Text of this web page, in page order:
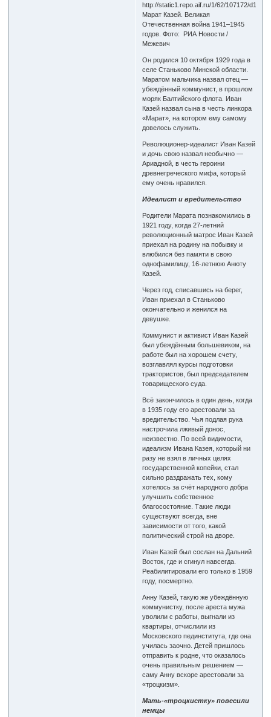
Марат Казей. Великая
Отечественная война 1941–1945
годов. Фото: РИА Новости /
Межевич
Он родился 10 октября 1929 года в
селе Станьково Минской области.
Маратом мальчика назвал отец —
убеждённый коммунист, в прошлом
моряк Балтийского флота. Иван
Казей назвал сына в честь линкора
«Марат», на котором ему самому
довелось служить.
Революционер-идеалист Иван Казей
и дочь свою назвал необычно —
Ариадной, в честь героини
древнегреческого мифа, который
ему очень нравился.
Идеалист и вредительство
Родители Марата познакомились в
1921 году, когда 27-летний
революционный матрос Иван Казей
приехал на родину на побывку и
влюбился без памяти в свою
однофамилицу, 16-летнюю Анюту
Казей.
Через год, списавшись на берег,
Иван приехал в Станьково
окончательно и женился на
девушке.
Коммунист и активист Иван Казей
был убеждённым большевиком, на
работе был на хорошем счету,
возглавлял курсы подготовки
трактористов, был председателем
товарищеского суда.
Всё закончилось в один день, когда
в 1935 году его арестовали за
вредительство. Чья подлая рука
настрочила лживый донос,
неизвестно. По всей видимости,
идеализм Ивана Казея, который ни
разу не взял в личных целях
государственной копейки, стал
сильно раздражать тех, кому
хотелось за счёт народного добра
улучшить собственное
благосостояние. Такие люди
существуют всегда, вне
зависимости от того, какой
политический строй на дворе.
Иван Казей был сослан на Дальний
Восток, где и сгинул навсегда.
Реабилитировали его только в 1959
году, посмертно.
Анну Казей, такую же убеждённую
коммунистку, после ареста мужа
уволили с работы, выгнали из
квартиры, отчислили из
Московского пединститута, где она
училась заочно. Детей пришлось
отправить к родне, что оказалось
очень правильным решением —
саму Анну вскоре арестовали за
«троцкизм».
Мать-«троцкистку» повесили
немцы